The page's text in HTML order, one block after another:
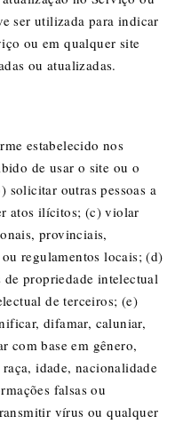
ser utilizada para indicar
ou em qualquer site
ou atualizadas.
estabelecido nos
de usar o site ou o
outras pessoas a
atos ilícitos; (c) violar
provinciais,
regulamentos locais; (d)
propriedade intelectual
de terceiros; (e)
difamar, caluniar,
com base em gênero,
idade, nacionalidade
falsas ou
vírus ou qualquer